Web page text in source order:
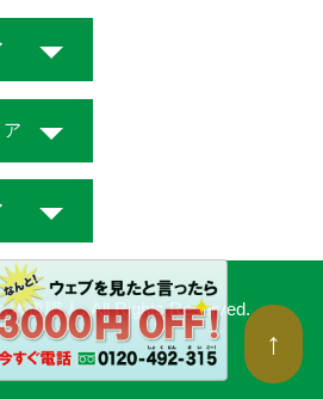
水道職人. All Rights Reserved.
↑